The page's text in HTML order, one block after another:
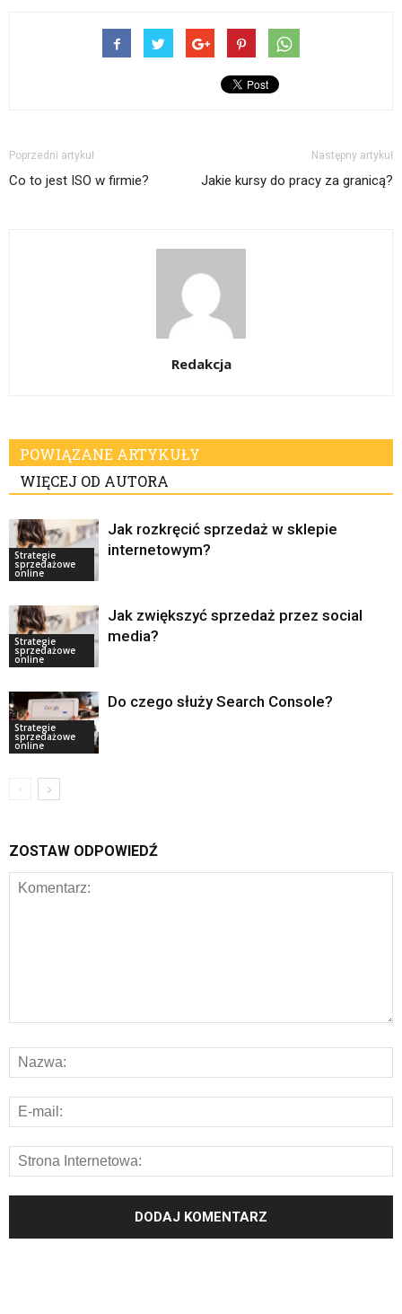
Poprzedni artykuł
Co to jest ISO w firmie?
Następny artykuł
Jakie kursy do pracy za granicą?
Redakcja
POWIĄZANE ARTYKUŁY
WIĘCEJ OD AUTORA
Strategie
sprzedażowe
online
Jak rozkręcić sprzedaż w sklepie
internetowym?
Strategie
sprzedażowe
online
Jak zwiększyć sprzedaż przez social
media?
Strategie
sprzedażowe
online
Do czego służy Search Console?
ZOSTAW ODPOWIEDŹ